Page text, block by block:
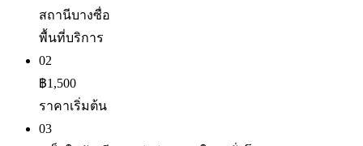
สถานีบางซื่อ
พื้นที่บริการ
02
฿1,500
ราคาเริ่มต้น
03